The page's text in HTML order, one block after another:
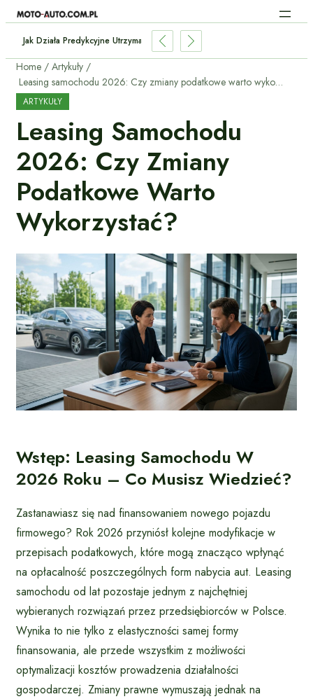
Jak Działa Predykcyjne Utrzymanie Samochodu Dzięki AI?
Home
Artykuły
Leasing samochodu 2026: Czy zmiany podatkowe warto wykorzystać?
ARTYKUŁY
Leasing Samochodu
2026: Czy Zmiany
Podatkowe Warto
Wykorzystać?
Wstęp: Leasing Samochodu W
2026 Roku – Co Musisz Wiedzieć?
Zastanawiasz się nad finansowaniem nowego pojazdu
firmowego? Rok 2026 przyniósł kolejne modyfikacje w
przepisach podatkowych, które mogą znacząco wpłynąć
na opłacalność poszczególnych form nabycia aut. Leasing
samochodu od lat pozostaje jednym z najchętniej
wybieranych rozwiązań przez przedsiębiorców w Polsce.
Wynika to nie tylko z elastyczności samej formy
finansowania, ale przede wszystkim z możliwości
optymalizacji kosztów prowadzenia działalności
gospodarczej. Zmiany prawne wymuszają jednak na